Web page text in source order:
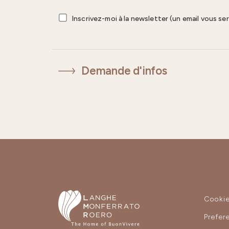
Inscrivez-moi à la newsletter (un email vous
Demande d'infos